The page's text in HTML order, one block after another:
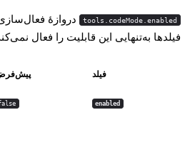
tools.codeMode.enabled دروازهٔ
فیلدها به‌تنهایی این قابلیت را فعال
فیلد
enabled